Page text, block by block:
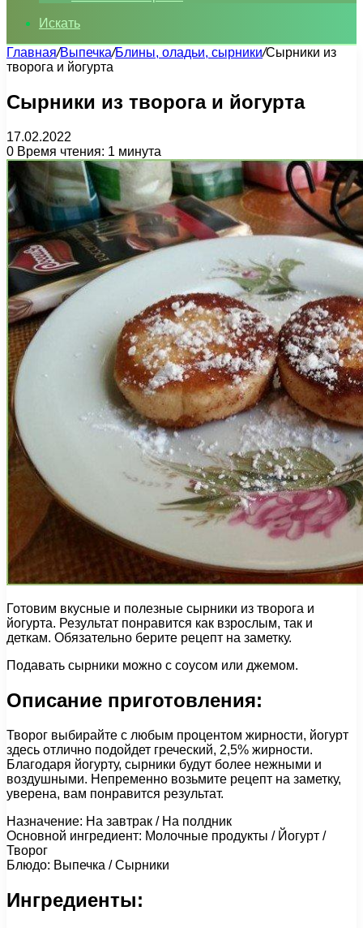
Искать
Главная/Выпечка/Блины, оладьи, сырники/Сырники из
творога и йогурта
Сырники из творога и йогурта
17.02.2022
0 Время чтения: 1 минута
Готовим вкусные и полезные сырники из творога и
йогурта. Результат понравится как взрослым, так и
деткам. Обязательно берите рецепт на заметку.
Подавать сырники можно с соусом или джемом.
Описание приготовления:
Творог выбирайте с любым процентом жирности, йогурт
здесь отлично подойдет греческий, 2,5% жирности.
Благодаря йогурту, сырники будут более нежными и
воздушными. Непременно возьмите рецепт на заметку,
уверена, вам понравится результат.
Назначение: На завтрак / На полдник
Основной ингредиент: Молочные продукты / Йогурт /
Творог
Блюдо: Выпечка / Сырники
Ингредиенты: